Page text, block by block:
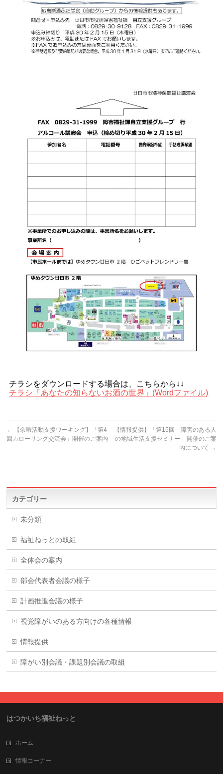
チラシをダウンロードする場合は、こちらから↓↓
チラシ「あなたの知らないお酒の世界」(Wordファイル)
←
【余暇活動支援ワーキング】「第4
回カローリング交流会」開催のご案内
【情報提供】「第15回 障害のある人
の地域生活支援セミナー」開催のご案
内について →
カテゴリー
未分類
福祉ねっとの取組
全体会の案内
部会代表者会議の様子
計画推進会議の様子
視覚障がいのある方向けの各種情報
情報提供
障がい別会議・課題別会議の取組
はつかいち福祉ねっと
ホーム
情報コーナー